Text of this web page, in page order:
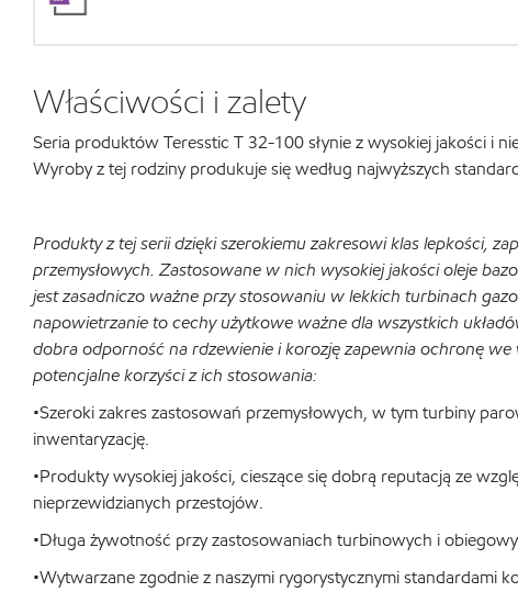
Właściwości i zalety
Seria produktów Teresstic T 32-100 słynie z wysokiej jakości i
Wyroby z tej rodziny produkuje się według najwyższych
Produkty z tej serii dzięki szerokiemu zakresowi klas lepkości,
przemysłowych. Zastosowane w nich wysokiej jakości oleje
jest zasadniczo ważne przy stosowaniu w lekkich turbinach
napowietrzanie to cechy użytkowe ważne dla wszystkich
dobra odporność na rdzewienie i korozję zapewnia ochronę
potencjalne korzyści z ich stosowania:
•Szeroki zakres zastosowań przemysłowych, w tym turbiny
inwentaryzację.
•Produkty wysokiej jakości, cieszące się dobrą reputacją ze
nieprzewidzianych przestojów.
•Długa żywotność przy zastosowaniach turbinowych i
•Wytwarzane zgodnie z naszymi rygorystycznymi standardami